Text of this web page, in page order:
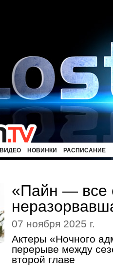
ВИДЕО НОВИНКИ РАСПИСАНИЕ
«Пайн — все
07 ноября 2025 г.
Актеры «Ночного
перерыве между
второй главе